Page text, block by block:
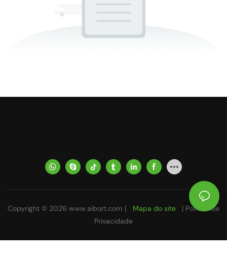
Copyright © 2026 www.aibort.com | Mapa do site | Política de
Privacidade